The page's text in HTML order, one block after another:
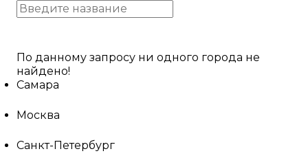
По данному запросу ни одного города не
найдено!
Самара
Москва
Санкт-Петербург